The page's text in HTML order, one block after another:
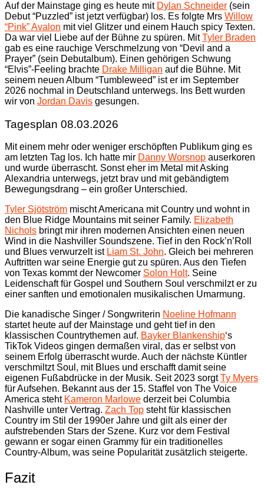
Auf der Mainstage ging es heute mit Dylan Schneider (sein
Debut “Puzzled” ist jetzt verfügbar) los. Es folgte Mrs Willow
“Pink” Avalon mit viel Glitzer und einem Hauch spicy Texten.
Da war viel Liebe auf der Bühne zu spüren. MitTyler Braden
gab es eine rauchige Verschmelzung von “Devil and a
Prayer” (sein Debutalbum). Einen gehörigen Schwung
“Elvis”-Feeling brachte Drake Milligan auf die Bühne. Mit
seinem neuen Album “Tumbleweed” ist er im September
2026 nochmal in Deutschland unterwegs. Ins Bett wurden
wir von Jordan Davis gesungen.
Tagesplan 08.03.2026
Mit einem mehr oder weniger erschöpften Publikum ging es
am letzten Tag los. Ich hatte mir Danny Worsnop auserkoren
und wurde überrascht. Sonst eher im Metal mit Asking
Alexandria unterwegs, jetzt brav und mit gebändigtem
Bewegungsdrang – ein großer Unterschied.
Tyler Sjötström mischt Americana mit Country und wohnt in
den Blue Ridge Mountains mit seiner Family. Elizabeth
Nichols bringt mir ihren modernen Ansichten einen neuen
Wind in die Nashviller Soundszene. Tief in den Rock’n’Roll
und Blues verwurzelt ist Liam St. John. Gleich bei mehreren
Auftritten war seine Energie gut zu spüren. Aus den Tiefen
von Texas kommt der Newcomer Solon Holt. Seine
Leidenschaft für Gospel und Southern Soul verschmilzt er zu
einer sanften und emotionalen musikalischen Umarmung.
Die kanadische Singer / Songwriterin Noeline Hofmann
startet heute auf der Mainstage und geht tief in den
klassischen Countrythemen auf. Bayker Blankenship‘s
TikTok Videos gingen dermaßen viral, das er selbst von
seinem Erfolg überrascht wurde. Auch der nächste Küntler
verschmiltzt Soul, mit Blues und erschafft damit seine
eigenen Fußabdrücke in der Musik. Seit 2023 sorgtTy Myers
für Aufsehen. Bekannt aus der 15. Staffel von The Voice
America steht Kameron Marlowe derzeit bei Columbia
Nashville unter Vertrag. Zach Top steht für klassischen
Country im Stil der 1990er Jahre und gilt als einer der
aufstrebenden Stars der Szene. Kurz vor dem Festival
gewann er sogar einen Grammy für ein traditionelles
Country-Album, was seine Popularität zusätzlich steigerte.
Fazit